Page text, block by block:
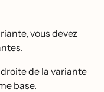
vous devez
de la variante
base.